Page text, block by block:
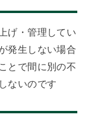
げ・管理してい
発生しない場合
とで間に別の不
ないのです